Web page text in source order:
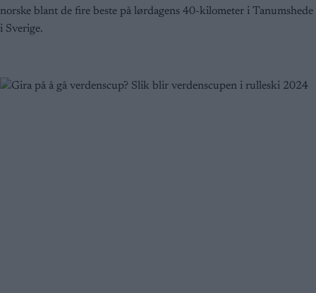
norske blant de fire beste på lørdagens 40-kilometer i Tanumshede
i Sverige.